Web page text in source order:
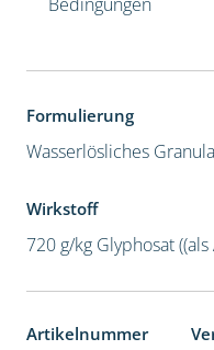
Bedingungen
Formulierung
Wasserlösliches
Wirkstoff
720 g/kg Glyphosat
Artikelnummer